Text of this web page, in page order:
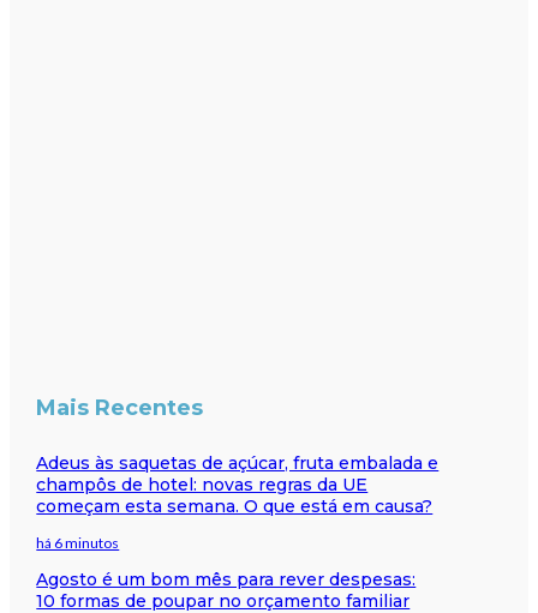
Mais Recentes
Adeus às saquetas de açúcar, fruta embalada e
champôs de hotel: novas regras da UE
começam esta semana. O que está em causa?
há 6 minutos
Agosto é um bom mês para rever despesas:
10 formas de poupar no orçamento familiar